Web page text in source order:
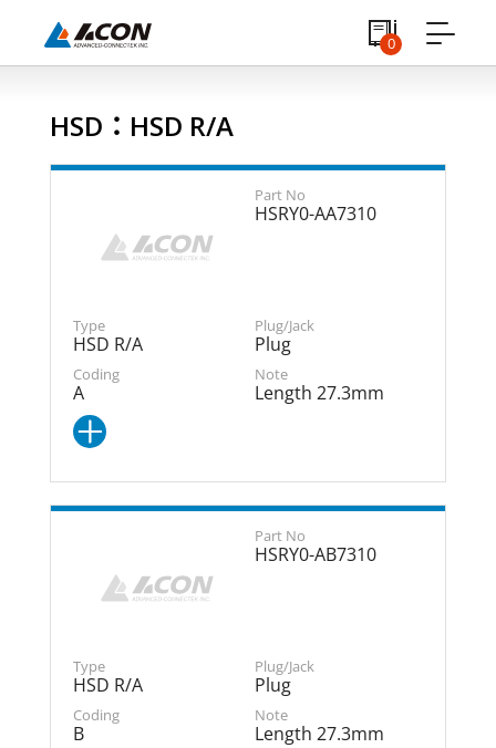
0
HSD：HSD R/A
HSRY0-AA7310
HSD R/A
Plug
A
Length 27.3mm
HSRY0-AB7310
HSD R/A
Plug
B
Length 27.3mm